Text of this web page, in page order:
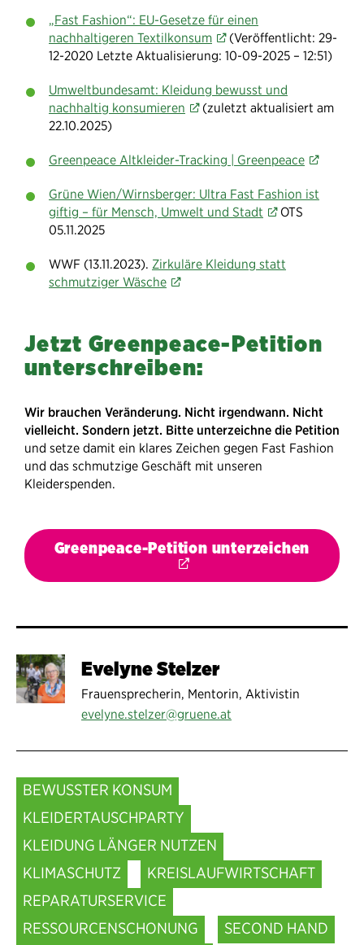
„Fast Fashion“: EU-Gesetze für einen
nachhaltigeren Textilkonsum
(Veröffentlicht: 29-
12-2020 Letzte Aktualisierung: 10-09-2025 – 12:51)
Umweltbundesamt: Kleidung bewusst und
nachhaltig konsumieren
(zuletzt aktualisiert am
22.10.2025)
Greenpeace Altkleider-Tracking | Greenpeace
Grüne Wien/Wirnsberger: Ultra Fast Fashion ist
giftig – für Mensch, Umwelt und Stadt
OTS
05.11.2025
WWF (13.11.2023). Zirkuläre Kleidung statt
schmutziger Wäsche
Jetzt Greenpeace-Petition
unterschreiben:
Wir brauchen Veränderung. Nicht irgendwann. Nicht
vielleicht. Sondern jetzt. Bitte unterzeichne die Petition
und setze damit ein klares Zeichen gegen Fast Fashion
und das schmutzige Geschäft mit unseren
Kleiderspenden.
Greenpeace-Petition unterzeichen
Evelyne Stelzer
Frauensprecherin, Mentorin, Aktivistin
evelyne.stelzer@gruene.at
BEWUSSTER KONSUM
KLEIDERTAUSCHPARTY
KLEIDUNG LÄNGER NUTZEN
KLIMASCHUTZ
KREISLAUFWIRTSCHAFT
REPARATURSERVICE
RESSOURCENSCHONUNG
SECOND HAND